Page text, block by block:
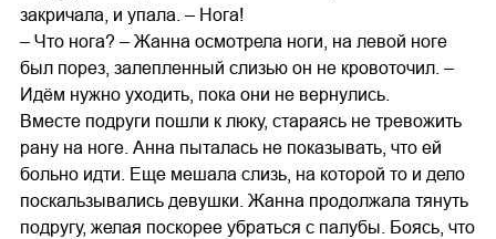
закричала, и упала. – Нога!
– Что нога? – Жанна осмотрела ноги, на левой ноге
был порез, залепленный слизью он не кровоточил. –
Идём нужно уходить, пока они не вернулись.
Вместе подруги пошли к люку, стараясь не тревожить
рану на ноге. Анна пыталась не показывать, что ей
больно идти. Еще мешала слизь, на которой то и дело
поскальзывались девушки. Жанна продолжала тянуть
подругу, желая поскорее убраться с палубы. Боясь, что